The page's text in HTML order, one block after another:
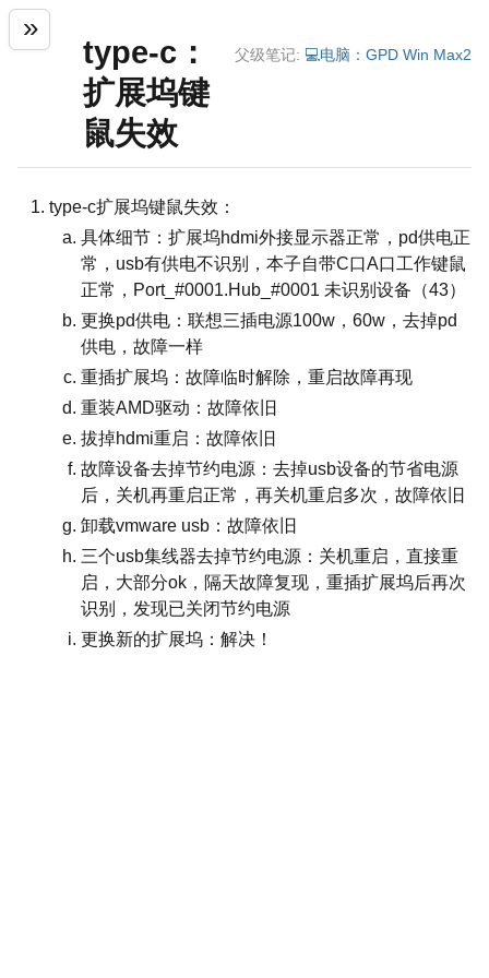
父级笔记: 💻电脑：GPD Win Max2
type-c：
扩展坞键
鼠失效
type-c扩展坞键鼠失效：
具体细节：扩展坞hdmi外接显示器正常，pd供电正
常，usb有供电不识别，本子自带C口A口工作键鼠
正常，Port_#0001.Hub_#0001 未识别设备（43）
更换pd供电：联想三插电源100w，60w，去掉pd
供电，故障一样
重插扩展坞：故障临时解除，重启故障再现
重装AMD驱动：故障依旧
拔掉hdmi重启：故障依旧
故障设备去掉节约电源：去掉usb设备的节省电源
后，关机再重启正常，再关机重启多次，故障依旧
卸载vmware usb：故障依旧
三个usb集线器去掉节约电源：关机重启，直接重
启，大部分ok，隔天故障复现，重插扩展坞后再次
识别，发现已关闭节约电源
更换新的扩展坞：解决！